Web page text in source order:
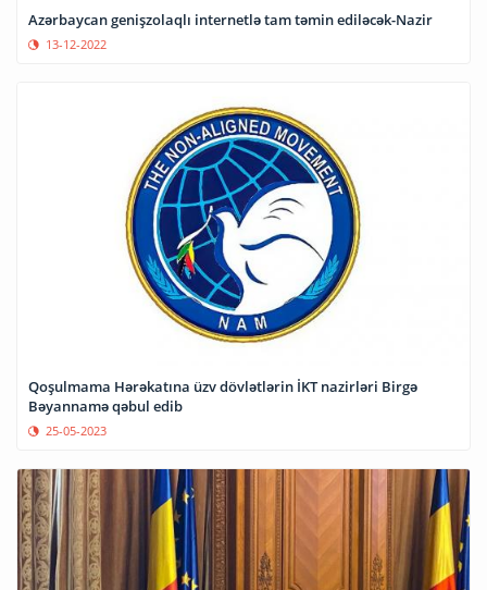
Azərbaycan genişzolaqlı internetlə tam təmin ediləcək-Nazir
13-12-2022
Qoşulmama Hərəkatına üzv dövlətlərin İKT nazirləri Birgə
Bəyannamə qəbul edib
25-05-2023